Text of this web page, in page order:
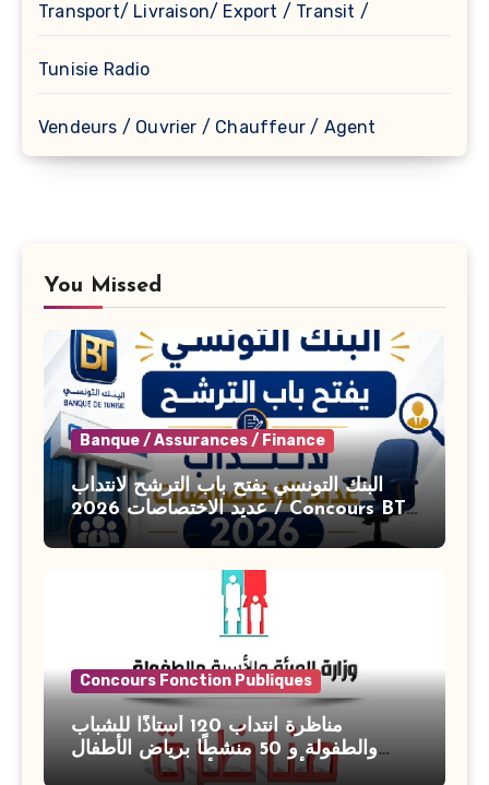
Transport/ Livraison/ Export / Transit /
Tunisie Radio
Vendeurs / Ouvrier / Chauffeur / Agent
You Missed
Banque / Assurances / Finance
البنك التونسي يفتح باب الترشح لانتداب
عديد الاختصاصات 2026 / Concours BT
Banque de Tunisie 2026
Concours Fonction Publiques
مناظرة انتداب 120 أستاذًا للشباب
والطفولة و 50 منشطًا برياض الأطفال
بوزارة الأسرة والمرأة والطفولة وكبار